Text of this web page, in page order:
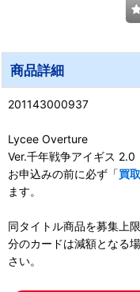
商品詳細
201143000937
Lycee Overture
Ver.千年戦争アイギス 2.0
お申込みの前に必ず「買
ます。
同タイトル商品を募集上
分のカードは減額となる
さい。